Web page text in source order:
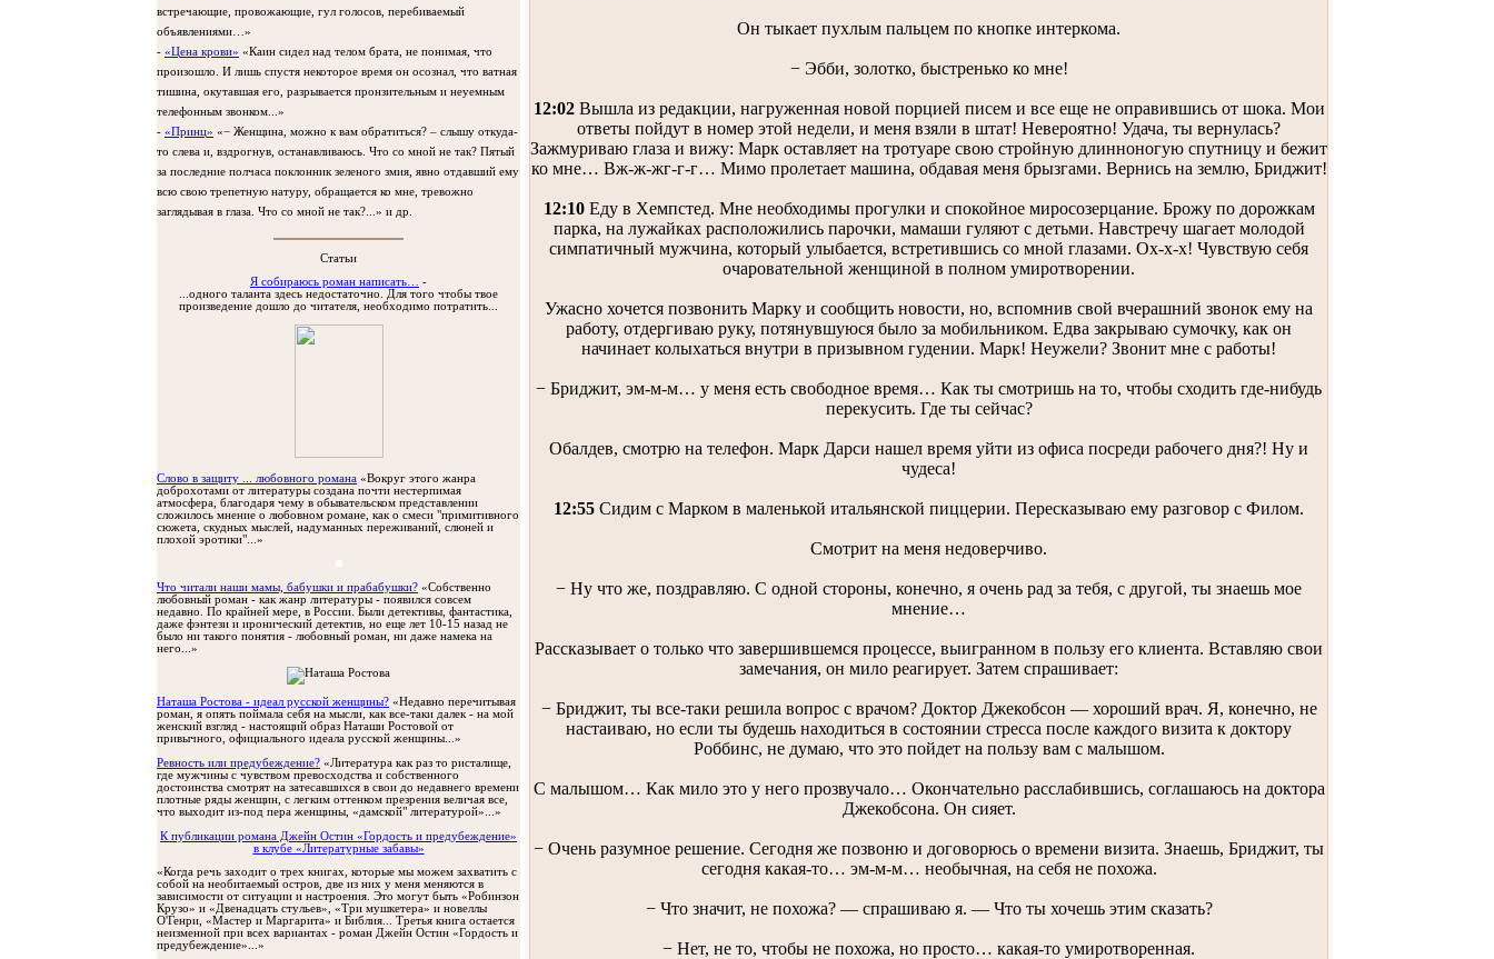
встречающие, провожающие, гул голосов, перебиваемый
объявлениями…»
- «Цена крови» «Каин сидел над телом брата, не понимая, что
произошло. И лишь спустя некоторое время он осознал, что ватная
тишина, окутавшая его, разрывается пронзительным и неуемным
телефонным звонком...»
- «Принц» «− Женщина, можно к вам обратиться? – слышу откуда-
то слева и, вздрогнув, останавливаюсь. Что со мной не так? Пятый
за последние полчаса поклонник зеленого змия, явно отдавший ему
всю свою трепетную натуру, обращается ко мне, тревожно
заглядывая в глаза. Что со мной не так?...» и др.
Статьи
Я собираюсь роман написать… -
...одного таланта здесь недостаточно. Для того чтобы твое
произведение дошло до читателя, необходимо потратить...
Слово в защиту ... любовного романа «Вокруг этого жанра
доброхотами от литературы создана почти нестерпимая
атмосфера, благодаря чему в обывательском представлении
сложилось мнение о любовном романе, как о смеси "примитивного
сюжета, скудных мыслей, надуманных переживаний, слюней и
плохой эротики"...»
Что читали наши мамы, бабушки и прабабушки? «Собственно
любовный роман - как жанр литературы - появился совсем
недавно. По крайней мере, в России. Были детективы, фантастика,
даже фэнтези и иронический детектив, но еще лет 10-15 назад не
было ни такого понятия - любовный роман, ни даже намека на
него...»
Наташа Ростова - идеал русской женщины? «Недавно перечитывая
роман, я опять поймала себя на мысли, как все-таки далек - на мой
женский взгляд - настоящий образ Наташи Ростовой от
привычного, официального идеала русской женщины...»
Ревность или предубеждение? «Литература как раз то ристалище,
где мужчины с чувством превосходства и собственного
достоинства смотрят на затесавшихся в свои до недавнего времени
плотные ряды женщин, с легким оттенком презрения величая все,
что выходит из-под пера женщины, «дамской" литературой»...»
К публикации романа Джейн Остин «Гордость и предубеждение»
в клубе «Литературные забавы»
«Когда речь заходит о трех книгах, которые мы можем захватить с
собой на необитаемый остров, две из них у меня меняются в
зависимости от ситуации и настроения. Это могут быть «Робинзон
Крузо» и «Двенадцать стульев», «Три мушкетера» и новеллы
О'Генри, «Мастер и Маргарита» и Библия... Третья книга остается
неизменной при всех вариантах - роман Джейн Остин «Гордость и
предубеждение»...»
Он тыкает пухлым пальцем по кнопке интеркома.
− Эбби, золотко, быстренько ко мне!
12:02Вышла из редакции, нагруженная новой порцией писем и все еще не оправившись от шока. Мои
ответы пойдут в номер этой недели, и меня взяли в штат! Невероятно! Удача, ты вернулась?
Зажмуриваю глаза и вижу: Марк оставляет на тротуаре свою стройную длинноногую спутницу и бежит
ко мне… Вж-ж-жг-г-г… Мимо пролетает машина, обдавая меня брызгами. Вернись на землю, Бриджит!
12:10Еду в Хемпстед. Мне необходимы прогулки и спокойное миросозерцание. Брожу по дорожкам
парка, на лужайках расположились парочки, мамаши гуляют с детьми. Навстречу шагает молодой
симпатичный мужчина, который улыбается, встретившись со мной глазами. Ох-х-х! Чувствую себя
очаровательной женщиной в полном умиротворении.
Ужасно хочется позвонить Марку и сообщить новости, но, вспомнив свой вчерашний звонок ему на
работу, отдергиваю руку, потянувшуюся было за мобильником. Едва закрываю сумочку, как он
начинает колыхаться внутри в призывном гудении. Марк! Неужели? Звонит мне с работы!
− Бриджит, эм-м-м… у меня есть свободное время… Как ты смотришь на то, чтобы сходить где-нибудь
перекусить. Где ты сейчас?
Обалдев, смотрю на телефон. Марк Дарси нашел время уйти из офиса посреди рабочего дня?! Ну и
чудеса!
12:55 Сидим с Марком в маленькой итальянской пиццерии. Пересказываю ему разговор с Филом.
Смотрит на меня недоверчиво.
− Ну что же, поздравляю. С одной стороны, конечно, я очень рад за тебя, с другой, ты знаешь мое
мнение…
Рассказывает о только что завершившемся процессе, выигранном в пользу его клиента. Вставляю свои
замечания, он мило реагирует. Затем спрашивает:
− Бриджит, ты все-таки решила вопрос с врачом? Доктор Джекобсон — хороший врач. Я, конечно, не
настаиваю, но если ты будешь находиться в состоянии стресса после каждого визита к доктору
Роббинс, не думаю, что это пойдет на пользу вам с малышом.
С малышом… Как мило это у него прозвучало… Окончательно расслабившись, соглашаюсь на доктора
Джекобсона. Он сияет.
− Очень разумное решение. Сегодня же позвоню и договорюсь о времени визита. Знаешь, Бриджит, ты
сегодня какая-то… эм-м-м… необычная, на себя не похожа.
− Что значит, не похожа? — спрашиваю я. — Что ты хочешь этим сказать?
− Нет, не то, чтобы не похожа, но просто… какая-то умиротворенная.